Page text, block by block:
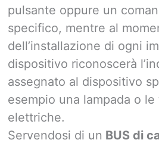
pulsante oppure un
specifico, mentre al
dell’installazione di ogni
dispositivo riconoscerà
assegnato al dispositivo
esempio una lampada o
elettriche.
Servendosi di un BUS di